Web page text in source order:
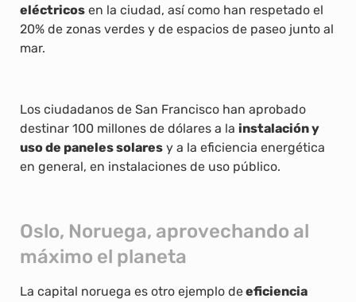
eléctricos en la ciudad, así como han respetado el
20% de zonas verdes y de espacios de paseo junto al
mar.
Los ciudadanos de San Francisco han aprobado
destinar 100 millones de dólares a la instalación y
uso de paneles solares y a la eficiencia energética
en general, en instalaciones de uso público.
Oslo, Noruega, aprovechando al
máximo el planeta
La capital noruega es otro ejemplo deeficiencia